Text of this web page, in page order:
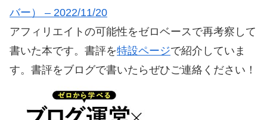
バー） – 2022/11/20
アフィリエイトの可能性をゼロベースで再考察して
書いた本です。書評を特設ページで紹介していま
す。書評をブログで書いたらぜひご連絡ください！